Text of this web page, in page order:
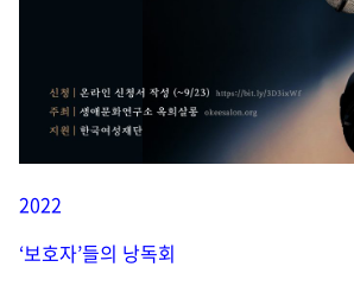
2022
‘보호자’들의 낭독회